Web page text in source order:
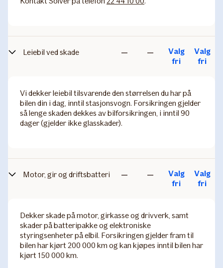
Leiebil ved skade
Valg
fri
Valg
fri
Vi dekker leiebil tilsvarende den størrelsen du har på
bilen din i dag, inntil stasjonsvogn. Forsikringen gjelder
så lenge skaden dekkes av bilforsikringen, i inntil 90
dager (gjelder ikke glasskader).
Motor, gir og driftsbatteri
Valg
fri
Valg
fri
Dekker skade på motor, girkasse og drivverk, samt
skader på batteripakke og elektroniske
styringsenheter på elbil. Forsikringen gjelder fram til
bilen har kjørt 200 000 km og kan kjøpes inntil bilen har
kjørt 150 000 km.